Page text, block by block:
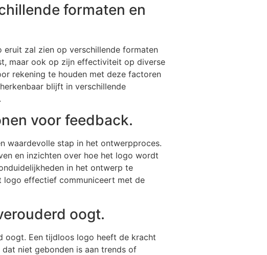
formaten en
eruit zal zien op verschillende formaten
maar ook op zijn effectiviteit op diverse
rekening te houden met deze factoren
blijft in verschillende
voor feedback.
waardevolle stap in het ontwerpproces.
en inzichten over hoe het logo wordt
in het ontwerp te
logo effectief communiceert met de
oogt.
oogt. Een tijdloos logo heeft de kracht
niet gebonden is aan trends of